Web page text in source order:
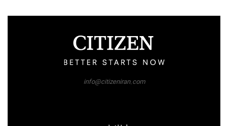
info@citizeniran.com